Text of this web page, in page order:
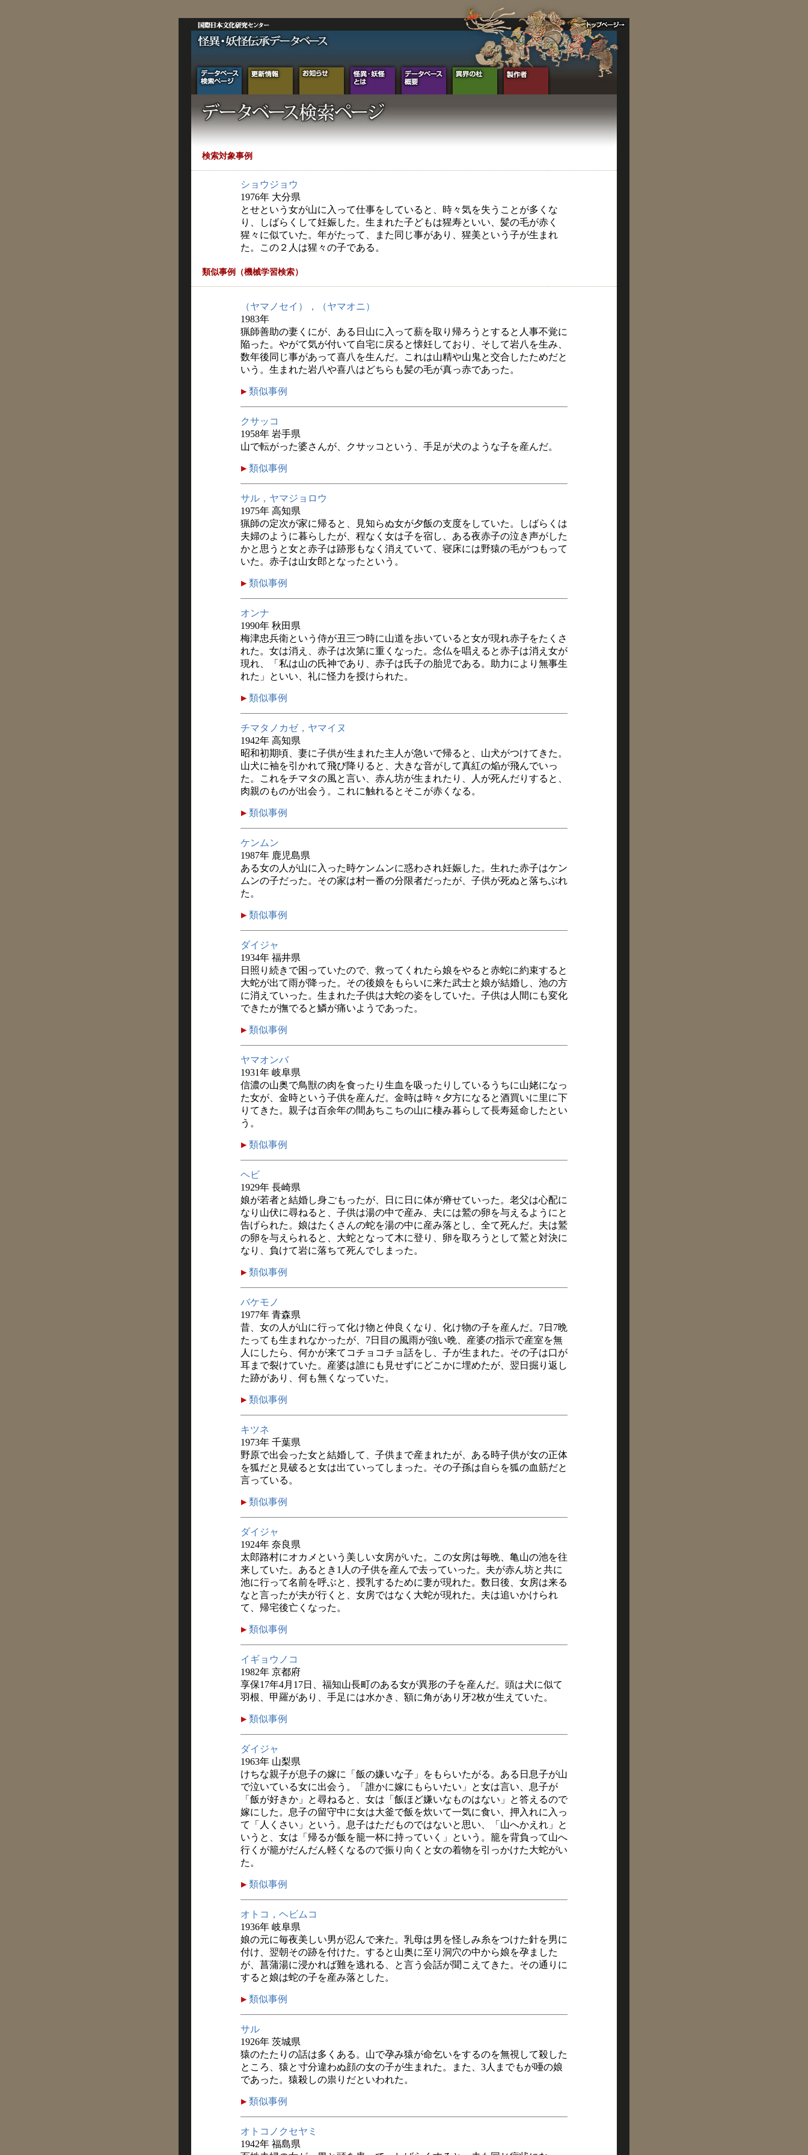
検索対象事例
ショウジョウ
1976年 大分県
とせという女が山に入って仕事をしていると、時々気を失うことが多くな
り、しばらくして妊娠した。生まれた子どもは猩寿といい、髪の毛が赤く
猩々に似ていた。年がたって、また同じ事があり、猩美という子が生まれ
た。この２人は猩々の子である。
類似事例（機械学習検索）
（ヤマノセイ），（ヤマオニ）
1983年
猟師善助の妻くにが、ある日山に入って薪を取り帰ろうとすると人事不覚に
陥った。やがて気が付いて自宅に戻ると懐妊しており、そして岩八を生み、
数年後同じ事があって喜八を生んだ。これは山精や山鬼と交合したためだと
いう。生まれた岩八や喜八はどちらも髪の毛が真っ赤であった。
類似事例
クサッコ
1958年 岩手県
山で転がった婆さんが、クサッコという、手足が犬のような子を産んだ。
類似事例
サル，ヤマジョロウ
1975年 高知県
猟師の定次が家に帰ると、見知らぬ女が夕飯の支度をしていた。しばらくは
夫婦のように暮らしたが、程なく女は子を宿し、ある夜赤子の泣き声がした
かと思うと女と赤子は跡形もなく消えていて、寝床には野猿の毛がつもって
いた。赤子は山女郎となったという。
類似事例
オンナ
1990年 秋田県
梅津忠兵衛という侍が丑三つ時に山道を歩いていると女が現れ赤子をたくさ
れた。女は消え、赤子は次第に重くなった。念仏を唱えると赤子は消え女が
現れ、「私は山の氏神であり、赤子は氏子の胎児である。助力により無事生
れた」といい、礼に怪力を授けられた。
類似事例
チマタノカゼ，ヤマイヌ
1942年 高知県
昭和初期頃、妻に子供が生まれた主人が急いで帰ると、山犬がつけてきた。
山犬に袖を引かれて飛び降りると、大きな音がして真紅の焔が飛んでいっ
た。これをチマタの風と言い、赤ん坊が生まれたり、人が死んだりすると、
肉親のものが出会う。これに触れるとそこが赤くなる。
類似事例
ケンムン
1987年 鹿児島県
ある女の人が山に入った時ケンムンに惑わされ妊娠した。生れた赤子はケン
ムンの子だった。その家は村一番の分限者だったが、子供が死ぬと落ちぶれ
た。
類似事例
ダイジャ
1934年 福井県
日照り続きで困っていたので、救ってくれたら娘をやると赤蛇に約束すると
大蛇が出て雨が降った。その後娘をもらいに来た武士と娘が結婚し、池の方
に消えていった。生まれた子供は大蛇の姿をしていた。子供は人間にも変化
できたが撫でると鱗が痛いようであった。
類似事例
ヤマオンバ
1931年 岐阜県
信濃の山奥で鳥獣の肉を食ったり生血を吸ったりしているうちに山姥になっ
た女が、金時という子供を産んだ。金時は時々夕方になると酒買いに里に下
りてきた。親子は百余年の間あちこちの山に棲み暮らして長寿延命したとい
う。
類似事例
ヘビ
1929年 長崎県
娘が若者と結婚し身ごもったが、日に日に体が瘠せていった。老父は心配に
なり山伏に尋ねると、子供は湯の中で産み、夫には鷲の卵を与えるようにと
告げられた。娘はたくさんの蛇を湯の中に産み落とし、全て死んだ。夫は鷲
の卵を与えられると、大蛇となって木に登り、卵を取ろうとして鷲と対決に
なり、負けて岩に落ちて死んでしまった。
類似事例
バケモノ
1977年 青森県
昔、女の人が山に行って化け物と仲良くなり、化け物の子を産んだ。7日7晩
たっても生まれなかったが、7日目の風雨が強い晩、産婆の指示で産室を無
人にしたら、何かが来てコチョコチョ話をし、子が生まれた。その子は口が
耳まで裂けていた。産婆は誰にも見せずにどこかに埋めたが、翌日掘り返し
た跡があり、何も無くなっていた。
類似事例
キツネ
1973年 千葉県
野原で出会った女と結婚して、子供まで産まれたが、ある時子供が女の正体
を狐だと見破ると女は出ていってしまった。その子孫は自らを狐の血筋だと
言っている。
類似事例
ダイジャ
1924年 奈良県
太郎路村にオカメという美しい女房がいた。この女房は毎晩、亀山の池を往
来していた。あるとき1人の子供を産んで去っていった。夫が赤ん坊と共に
池に行って名前を呼ぶと、授乳するために妻が現れた。数日後、女房は来る
なと言ったが夫が行くと、女房ではなく大蛇が現れた。夫は追いかけられ
て、帰宅後亡くなった。
類似事例
イギョウノコ
1982年 京都府
享保17年4月17日、福知山長町のある女が異形の子を産んだ。頭は犬に似て
羽根、甲羅があり、手足には水かき、額に角があり牙2枚が生えていた。
類似事例
ダイジャ
1963年 山梨県
けちな親子が息子の嫁に「飯の嫌いな子」をもらいたがる。ある日息子が山
で泣いている女に出会う。「誰かに嫁にもらいたい」と女は言い、息子が
「飯が好きか」と尋ねると、女は「飯ほど嫌いなものはない」と答えるので
嫁にした。息子の留守中に女は大釜で飯を炊いて一気に食い、押入れに入っ
て「人くさい」という。息子はただものではないと思い、「山へかえれ」と
いうと、女は「帰るが飯を籠一杯に持っていく」という。籠を背負って山へ
行くが籠がだんだん軽くなるので振り向くと女の着物を引っかけた大蛇がい
た。
類似事例
オトコ，ヘビムコ
1936年 岐阜県
娘の元に毎夜美しい男が忍んで来た。乳母は男を怪しみ糸をつけた針を男に
付け、翌朝その跡を付けた。すると山奥に至り洞穴の中から娘を孕ました
が、菖蒲湯に浸かれば難を逃れる、と言う会話が聞こえてきた。その通りに
すると娘は蛇の子を産み落とした。
類似事例
サル
1926年 茨城県
猿のたたりの話は多くある。山で孕み猿が命乞いをするのを無視して殺した
ところ、猿と寸分違わぬ顔の女の子が生まれた。また、3人までもが唖の娘
であった。猿殺しの祟りだといわれた。
類似事例
オトコノクセヤミ
1942年 福島県